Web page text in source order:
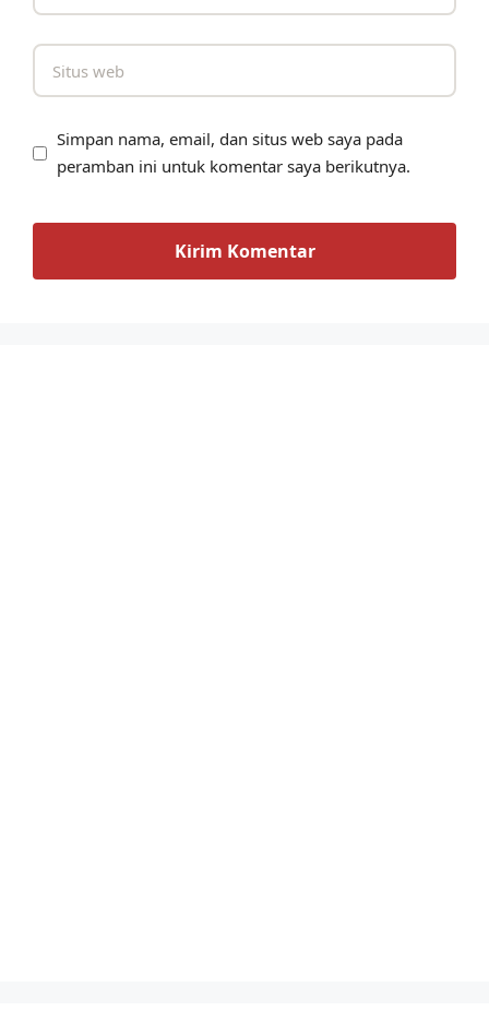
Simpan nama, email, dan situs web saya pada
peramban ini untuk komentar saya berikutnya.